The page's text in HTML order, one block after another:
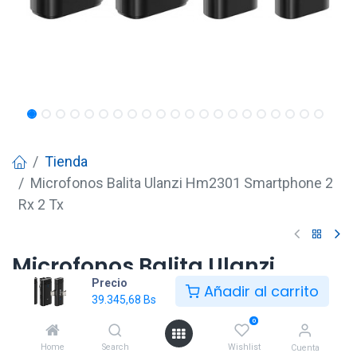
Precio
39.345,68 Bs Añadir al carrito
Home Search
0
Wishlist Cuenta
Tienda
Microfonos Balita Ulanzi Hm2301 Smartphone 2
Rx 2 Tx
Microfonos Balita Ulanzi
Hm2301 Smartphone 2 Rx 2 Tx
39.345,68 Bs